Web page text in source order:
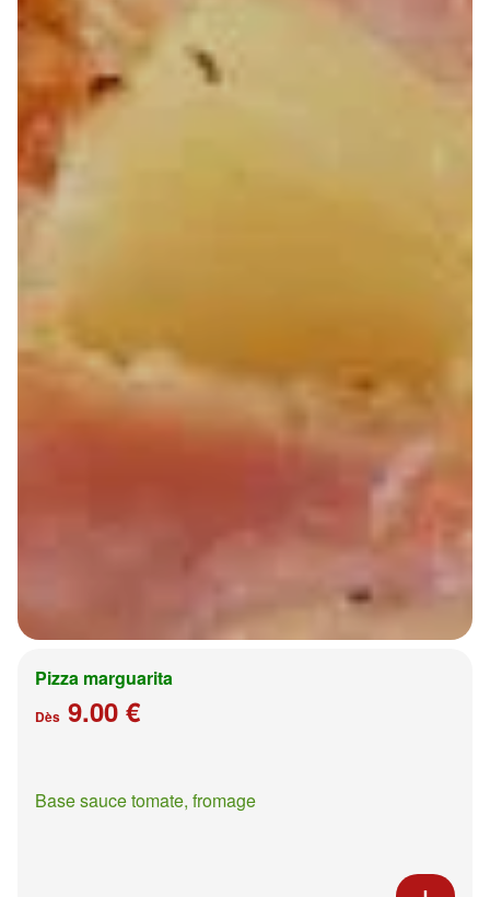
Pizza marguarita
Dès 9.00 €
Base sauce tomate, fromage